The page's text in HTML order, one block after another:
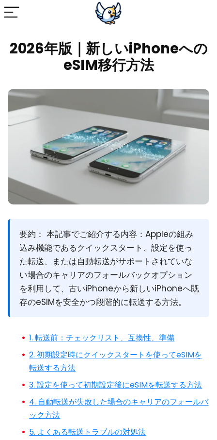
2026年版｜新しいiPhoneへの
eSIM移行方法
要約： 本記事でご紹介する内容：Appleの組み
込み機能であるクイックスタート、設定を使っ
た転送、または自動転送がサポートされていな
い場合のキャリアのフォールバックオプション
を利用して、古いiPhoneから新しいiPhoneへ既
存のeSIMを安全かつ段階的に転送する方法。
1. 転送前：チェックリスト、互換性、準備
2. 初期設定時にクイックスタートを使ってeSIMを
転送する方法
3. 設定を使って初期設定後にeSIMを転送する方法
4. 自動転送が失敗した場合のキャリアのフォールバ
ック方法
5. よくある転送トラブルの対処法